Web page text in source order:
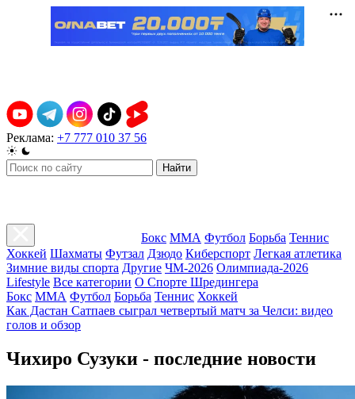
Реклама: +7 777 010 37 56
Найти
Бокс ММА Футбол Борьба Теннис
Хоккей Шахматы Футзал Дзюдо Киберспорт Легкая атлетика
Зимние виды спорта Другие ЧМ-2026 Олимпиада-2026
Lifestyle Все категории О Спорте Шредингера
Бокс ММА Футбол Борьба Теннис Хоккей
Как Дастан Сатпаев сыграл четвертый матч за Челси: видео
голов и обзор
Чихиро Сузуки - последние новости